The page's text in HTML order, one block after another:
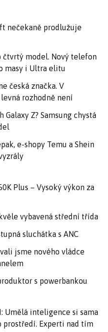
nečekaně prodlužuje
čtvrtý model. Nový telefon
masy i Ultra elitu
česká značka. V
rozhodně není
Z? Samsung chystá
e-shopy Temu a Shein
Plus – Vysoký výkon za
vybavená střední třída
sluchátka s ANC
jsme nového vládce
s powerbankou
Umělá inteligence si sama
prostředí. Experti nad tím